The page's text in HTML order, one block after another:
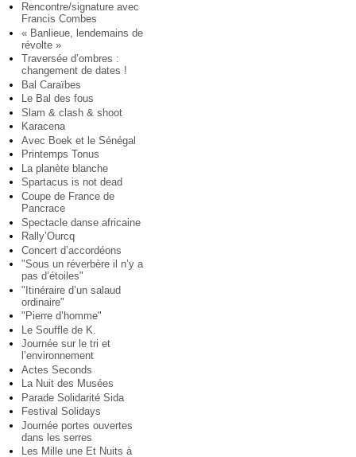
Rencontre/signature avec
Francis Combes
« Banlieue, lendemains de
révolte »
Traversée d’ombres :
changement de dates !
Bal Caraïbes
Le Bal des fous
Slam & clash & shoot
Karacena
Avec Boek et le Sénégal
Printemps Tonus
La planète blanche
Spartacus is not dead
Coupe de France de
Pancrace
Spectacle danse africaine
Rally’Ourcq
Concert d’accordéons
"Sous un réverbère il n’y a
pas d’étoiles"
"Itinéraire d’un salaud
ordinaire"
"Pierre d’homme"
Le Souffle de K.
Journée sur le tri et
l’environnement
Actes Seconds
La Nuit des Musées
Parade Solidarité Sida
Festival Solidays
Journée portes ouvertes
dans les serres
Les Mille une Et Nuits à